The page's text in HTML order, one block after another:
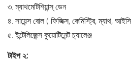
৩. ম্যাথমেটিশিয়ান্স্ ডেন
৪. সায়েন্স বোল ( ফিজিক্স, কেমিস্ট্রি, ম্যাথ,
৫. ইন্টেলিজেন্স কুয়োটিনেন্ট চ্যালেঞ্জ
টাইপ ২: